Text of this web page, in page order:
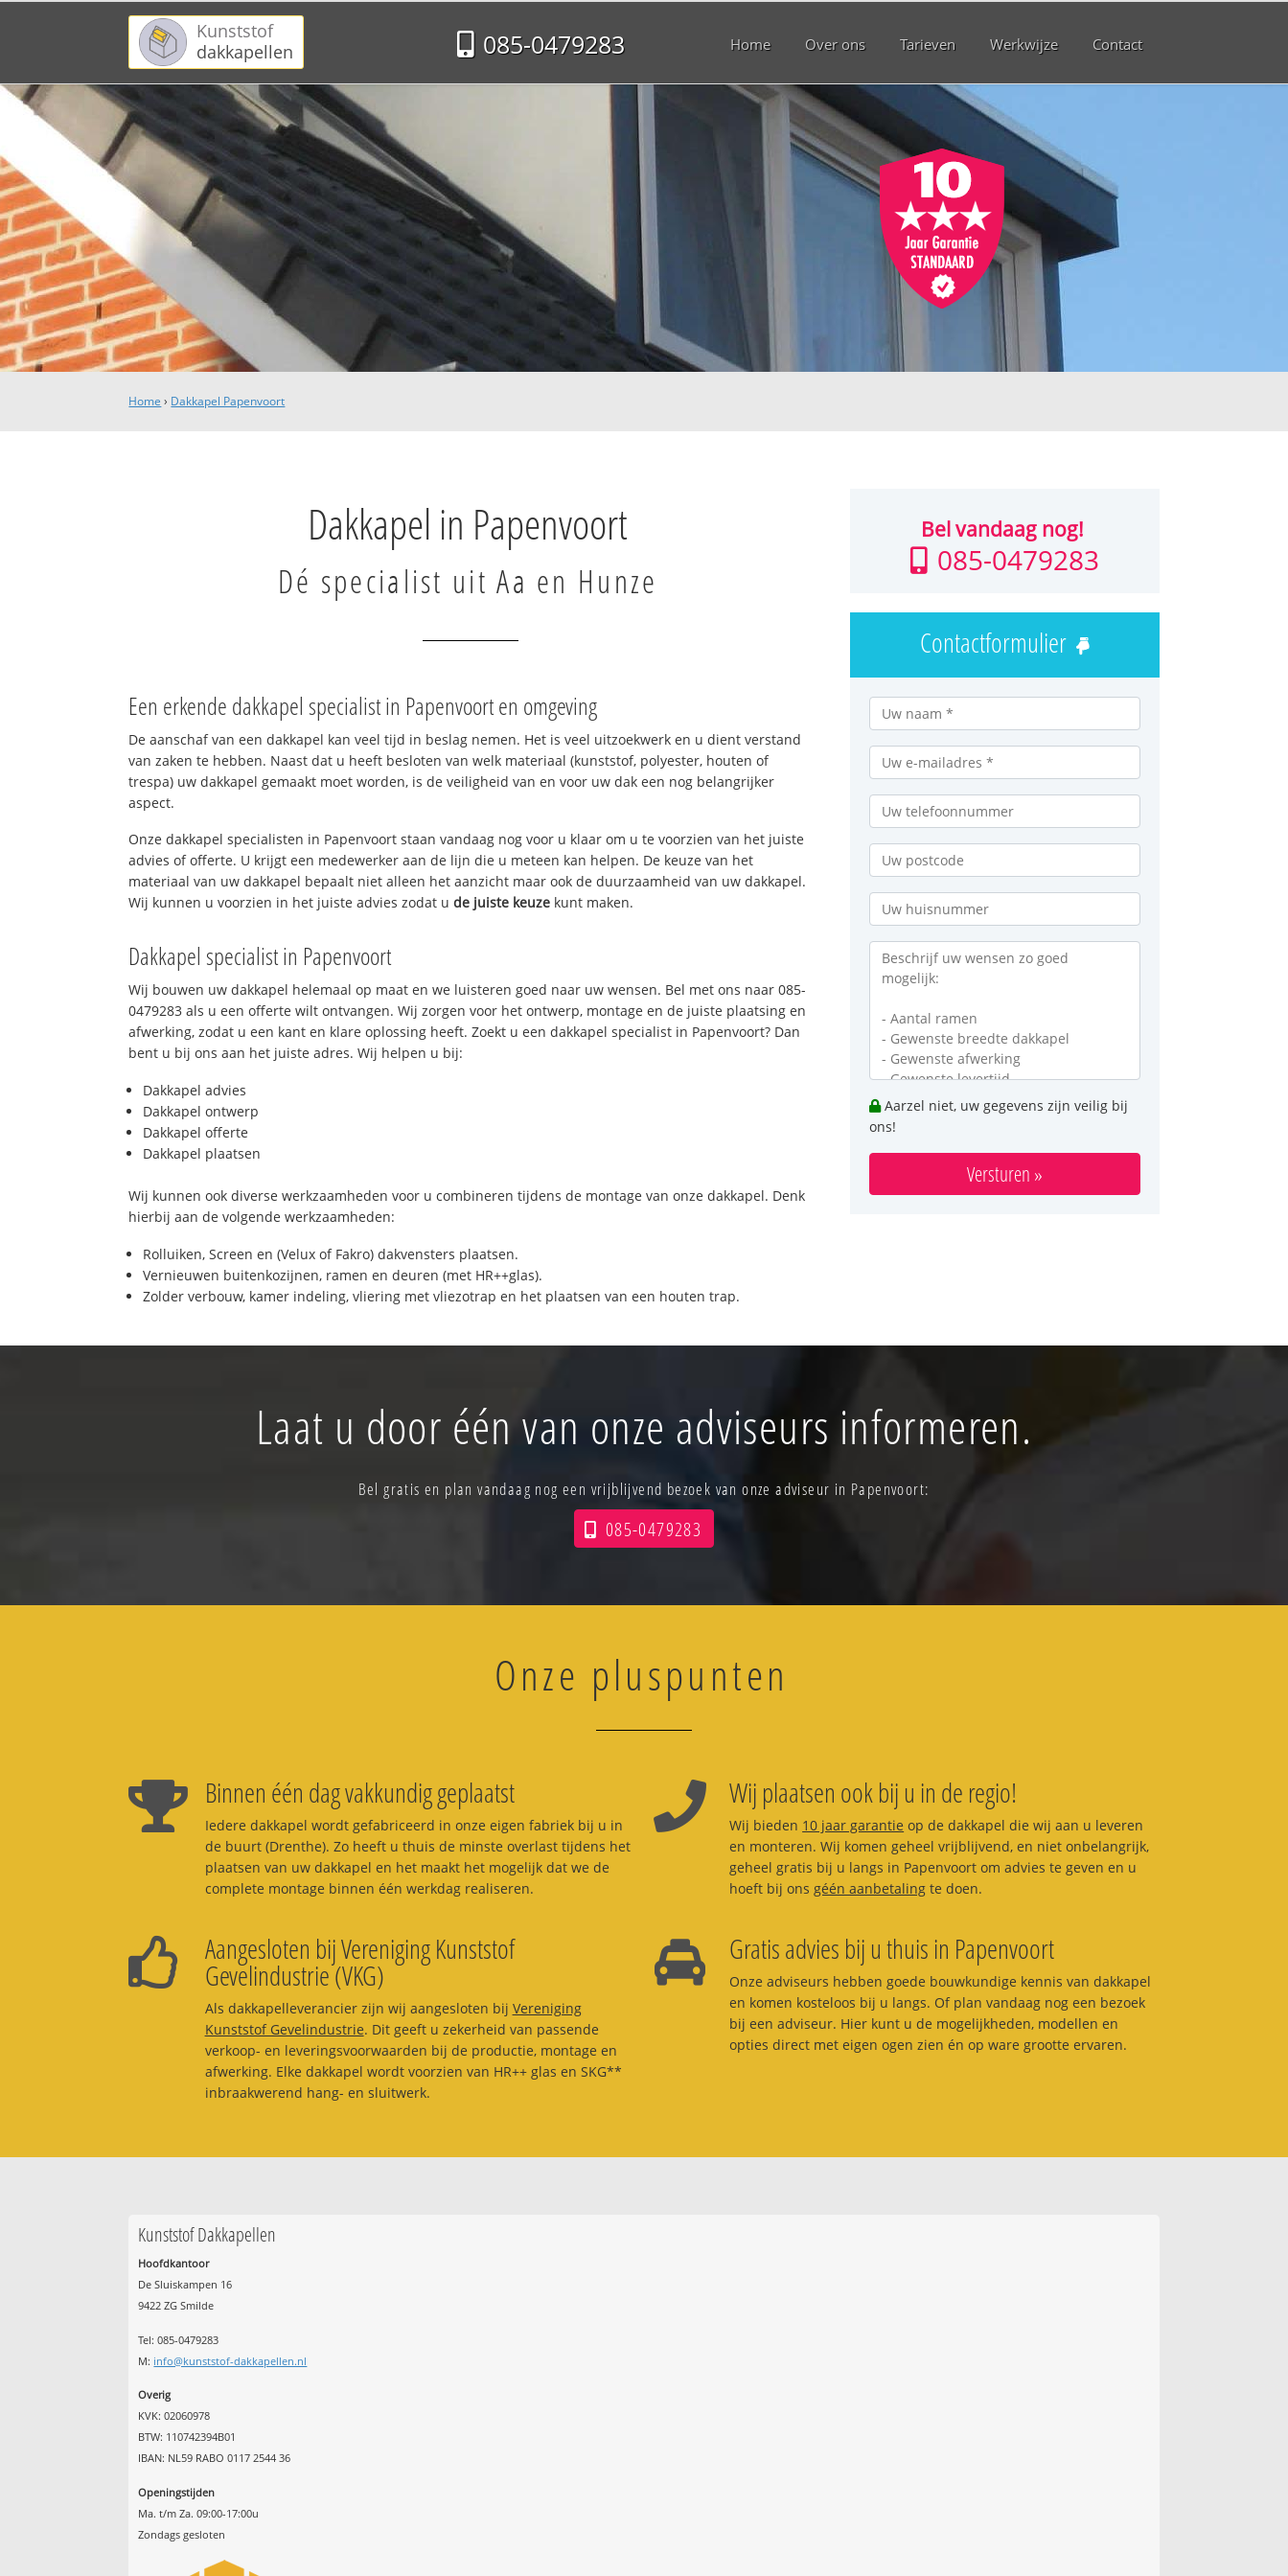
Kunststof
dakkapellen
085-0479283 Home Over ons Tarieven Werkwijze Contact
Home › Dakkapel Papenvoort
Dakkapel in Papenvoort
Dé specialist uit Aa en Hunze
Een erkende dakkapel specialist in Papenvoort en omgeving
De aanschaf van een dakkapel kan veel tijd in beslag nemen. Het is veel uitzoekwerk en u dient verstand
van zaken te hebben. Naast dat u heeft besloten van welk materiaal (kunststof, polyester, houten of
trespa) uw dakkapel gemaakt moet worden, is de veiligheid van en voor uw dak een nog belangrijker
aspect.
Onze dakkapel specialisten in Papenvoort staan vandaag nog voor u klaar om u te voorzien van het juiste
advies of offerte. U krijgt een medewerker aan de lijn die u meteen kan helpen. De keuze van het
materiaal van uw dakkapel bepaalt niet alleen het aanzicht maar ook de duurzaamheid van uw dakkapel.
Wij kunnen u voorzien in het juiste advies zodat ude juiste keuze kunt maken.
Dakkapel specialist in Papenvoort
Wij bouwen uw dakkapel helemaal op maat en we luisteren goed naar uw wensen. Bel met ons naar 085-
0479283 als u een offerte wilt ontvangen. Wij zorgen voor het ontwerp, montage en de juiste plaatsing en
afwerking, zodat u een kant en klare oplossing heeft. Zoekt u een dakkapel specialist in Papenvoort? Dan
bent u bij ons aan het juiste adres. Wij helpen u bij:
Dakkapel advies
Dakkapel ontwerp
Dakkapel offerte
Dakkapel plaatsen
Wij kunnen ook diverse werkzaamheden voor u combineren tijdens de montage van onze dakkapel. Denk
hierbij aan de volgende werkzaamheden:
Rolluiken, Screen en (Velux of Fakro) dakvensters plaatsen.
Vernieuwen buitenkozijnen, ramen en deuren (met HR++glas).
Zolder verbouw, kamer indeling, vliering met vliezotrap en het plaatsen van een houten trap.
Bel vandaag nog!
085-0479283
Contactformulier
Aarzel niet, uw gegevens zijn veilig bij
ons!
Versturen »
Laat u door één van onze adviseurs informeren.
Bel gratis en plan vandaag nog een vrijblijvend bezoek van onze adviseur in Papenvoort:
085-0479283
Onze pluspunten
Binnen één dag vakkundig geplaatst
Iedere dakkapel wordt gefabriceerd in onze eigen fabriek bij u in
de buurt (Drenthe). Zo heeft u thuis de minste overlast tijdens het
plaatsen van uw dakkapel en het maakt het mogelijk dat we de
complete montage binnen één werkdag realiseren.
Wij plaatsen ook bij u in de regio!
Wij bieden 10 jaar garantie op de dakkapel die wij aan u leveren
en monteren. Wij komen geheel vrijblijvend, en niet onbelangrijk,
geheel gratis bij u langs in Papenvoort om advies te geven en u
hoeft bij ons géén aanbetaling te doen.
Aangesloten bij Vereniging Kunststof
Gevelindustrie (VKG)
Als dakkapelleverancier zijn wij aangesloten bij Vereniging
Kunststof Gevelindustrie. Dit geeft u zekerheid van passende
verkoop- en leveringsvoorwaarden bij de productie, montage en
afwerking. Elke dakkapel wordt voorzien van HR++ glas en SKG**
inbraakwerend hang- en sluitwerk.
Gratis advies bij u thuis in Papenvoort
Onze adviseurs hebben goede bouwkundige kennis van dakkapel
en komen kosteloos bij u langs. Of plan vandaag nog een bezoek
bij een adviseur. Hier kunt u de mogelijkheden, modellen en
opties direct met eigen ogen zien én op ware grootte ervaren.
Kunststof Dakkapellen
Hoofdkantoor
De Sluiskampen 16
9422 ZG Smilde
Tel: 085-0479283
M: info@kunststof-dakkapellen.nl
Overig
KVK: 02060978
BTW: 110742394B01
IBAN: NL59 RABO 0117 2544 36
Openingstijden
Ma. t/m Za. 09:00-17:00u
Zondags gesloten